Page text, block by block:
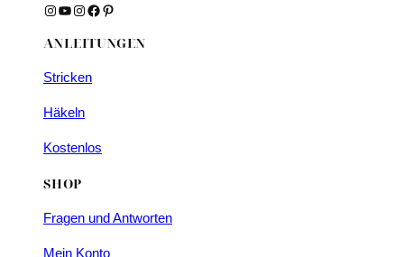
Instagram YouTube Instagram Facebook Pinterest
ANLEITUNGEN
Stricken
Häkeln
Kostenlos
SHOP
Fragen und Antworten
Mein Konto